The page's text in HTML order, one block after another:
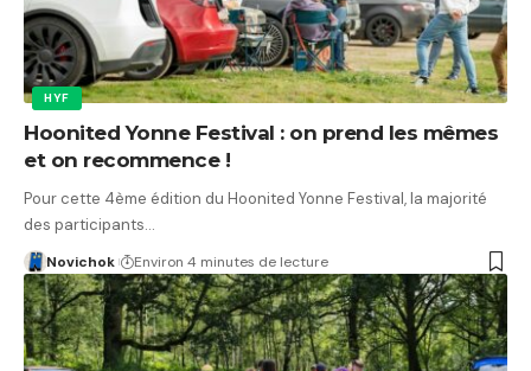
HYF
Hoonited Yonne Festival : on prend les mêmes
et on recommence !
Pour cette 4ème édition du Hoonited Yonne Festival, la majorité
des participants…
Novichok Environ 4 minutes de lecture